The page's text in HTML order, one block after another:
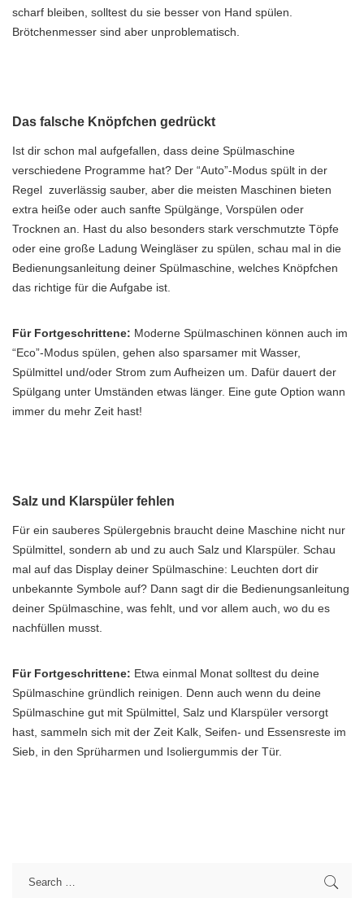
scharf bleiben, solltest du sie besser von Hand spülen.
Brötchenmesser sind aber unproblematisch.
Das falsche Knöpfchen gedrückt
Ist dir schon mal aufgefallen, dass deine Spülmaschine
verschiedene Programme hat? Der “Auto”-Modus spült in der
Regel zuverlässig sauber, aber die meisten Maschinen bieten
extra heiße oder auch sanfte Spülgänge, Vorspülen oder
Trocknen an. Hast du also besonders stark verschmutzte Töpfe
oder eine große Ladung Weingläser zu spülen, schau mal in die
Bedienungsanleitung deiner Spülmaschine, welches Knöpfchen
das richtige für die Aufgabe ist.
Für Fortgeschrittene: Moderne Spülmaschinen können auch im
“Eco”-Modus spülen, gehen also sparsamer mit Wasser,
Spülmittel und/oder Strom zum Aufheizen um. Dafür dauert der
Spülgang unter Umständen etwas länger. Eine gute Option wann
immer du mehr Zeit hast!
Salz und Klarspüler fehlen
Für ein sauberes Spülergebnis braucht deine Maschine nicht nur
Spülmittel, sondern ab und zu auch Salz und Klarspüler. Schau
mal auf das Display deiner Spülmaschine: Leuchten dort dir
unbekannte Symbole auf? Dann sagt dir die Bedienungsanleitung
deiner Spülmaschine, was fehlt, und vor allem auch, wo du es
nachfüllen musst.
Für Fortgeschrittene: Etwa einmal Monat solltest du deine
Spülmaschine gründlich reinigen. Denn auch wenn du deine
Spülmaschine gut mit Spülmittel, Salz und Klarspüler versorgt
hast, sammeln sich mit der Zeit Kalk, Seifen- und Essensreste im
Sieb, in den Sprüharmen und Isoliergummis der Tür.